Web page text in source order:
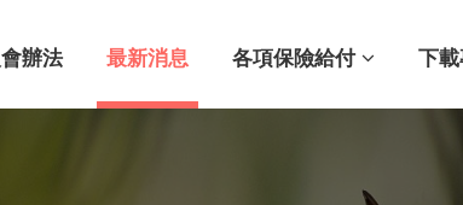
辦法 最新消息 各項保險給付 下